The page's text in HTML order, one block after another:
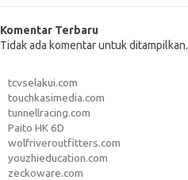
Komentar Terbaru
Tidak ada komentar untuk ditampilkan.
tcvselakui.com
touchkasimedia.com
tunnellracing.com
Paito HK 6D
wolfriveroutfitters.com
youzhieducation.com
zeckoware.com